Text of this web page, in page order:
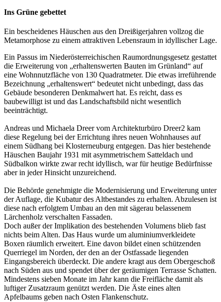
Ins Grüne gebettet
Ein bescheidenes Häuschen aus den Dreißigerjahren vollzog die
Metamorphose zu einem attraktiven Lebensraum in idyllischer Lage.
Ein Passus im Niederösterreichischen Raumordnungsgesetz gestattet
die Erweiterung von „erhaltenswerten Bauten im Grünland“ auf
eine Wohnnutzfläche von 130 Quadratmeter. Die etwas irreführende
Bezeichnung „erhaltenswert“ bedeutet nicht unbedingt, dass das
Gebäude besonderen Denkmalwert hat. Es reicht, dass es
baubewilligt ist und das Landschaftsbild nicht wesentlich
beeinträchtigt.
Andreas und Michaela Dreer vom Architekturbüro Dreer2 kam
diese Regelung bei der Errichtung ihres neuen Wohnhauses auf
einem Südhang bei Klosterneuburg entgegen. Das hier bestehende
Häuschen Baujahr 1931 mit asymmetrischem Satteldach und
Südbalkon wirkte zwar recht idyllisch, war für heutige Bedürfnisse
aber in jeder Hinsicht unzureichend.
Die Behörde genehmigte die Modernisierung und Erweiterung unter
der Auflage, die Kubatur des Altbestandes zu erhalten. Abzulesen ist
diese nach erfolgtem Umbau an den mit sägerau belassenem
Lärchenholz verschalten Fassaden.
Doch außer der Implikation des bestehenden Volumens blieb fast
nichts beim Alten. Das Haus wurde um aluminiumverkleidete
Boxen räumlich erweitert. Eine davon bildet einen schützenden
Querriegel im Norden, der den an der Ostfassade liegenden
Eingangsbereich überdeckt. Die andere kragt aus dem Obergeschoß
nach Süden aus und spendet über der geräumigen Terrasse Schatten.
Mindestens sieben Monate im Jahr kann die Freifläche damit als
luftiger Zusatzraum genützt werden. Die Äste eines alten
Apfelbaums geben nach Osten Flankenschutz.